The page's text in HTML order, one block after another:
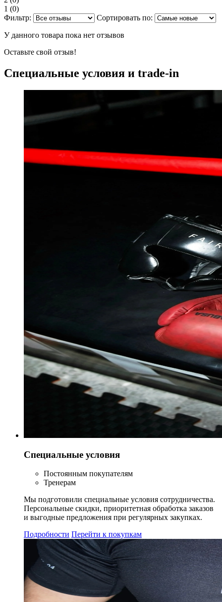
1 (0)
Фильтр:
Сортировать по:
У данного товара пока нет отзывов
Оставьте свой отзыв!
Специальные условия и trade-in
Специальные условия
Постоянным покупателям
Тренерам
Мы подготовили специальные условия сотрудничества.
Персональные скидки, приоритетная обработка заказов
и выгодные предложения при регулярных закупках.
Подробности Перейти к покупкам